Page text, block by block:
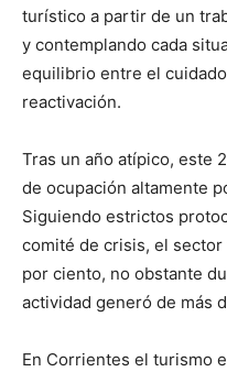
turístico a partir de un
y contemplando cada
equilibrio entre el
reactivación.
Tras un año atípico, este
de ocupación altamente
Siguiendo estrictos
comité de crisis, el
por ciento, no obstante
actividad generó de más
En Corrientes el turismo